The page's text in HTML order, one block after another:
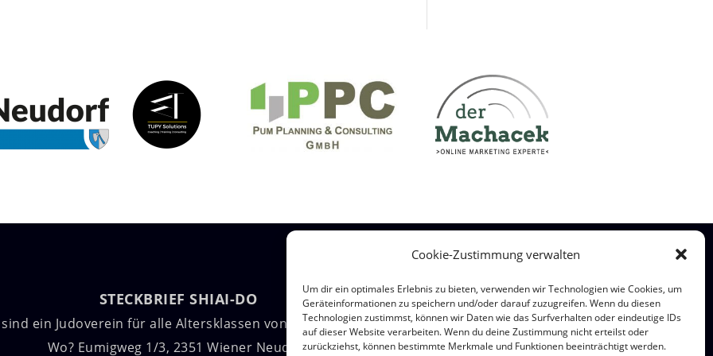
Cookie-Zustimmung verwalten
Um dir ein optimales Erlebnis zu bieten, verwenden wir Technologien wie Cookies, um
Geräteinformationen zu speichern und/oder darauf zuzugreifen. Wenn du diesen
Technologien zustimmst, können wir Daten wie das Surfverhalten oder eindeutige IDs
auf dieser Website verarbeiten. Wenn du deine Zustimmung nicht erteilst oder
zurückziehst, können bestimmte Merkmale und Funktionen beeinträchtigt werden.
STECKBRIEF SHIAI-DO
ein Judoverein für alle Altersklassen von 4 bis 99 Jahre.
Wo? Eumigweg 1/3, 2351 Wiener Neudorf